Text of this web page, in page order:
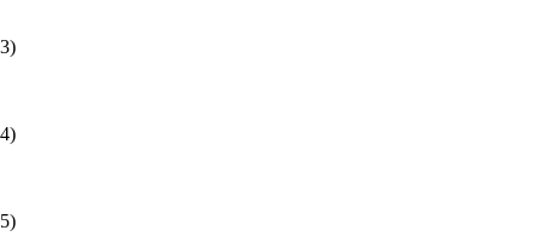
3)
4)
5)